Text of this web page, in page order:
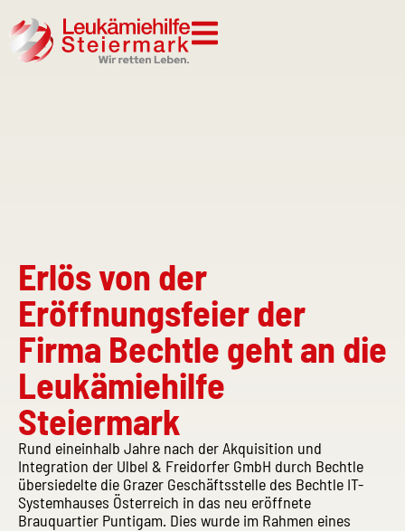
Erlös von der
Eröffnungsfeier der
Firma Bechtle geht an die
Leukämiehilfe
Steiermark
Rund eineinhalb Jahre nach der Akquisition und
Integration der Ulbel & Freidorfer GmbH durch Bechtle
übersiedelte die Grazer Geschäftsstelle des Bechtle IT-
Systemhauses Österreich in das neu eröffnete
Brauquartier Puntigam. Dies wurde im Rahmen eines